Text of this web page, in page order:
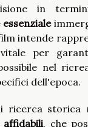
in
essenziale
intende
per
nel
dell'epoca.
ricerca storica
, che